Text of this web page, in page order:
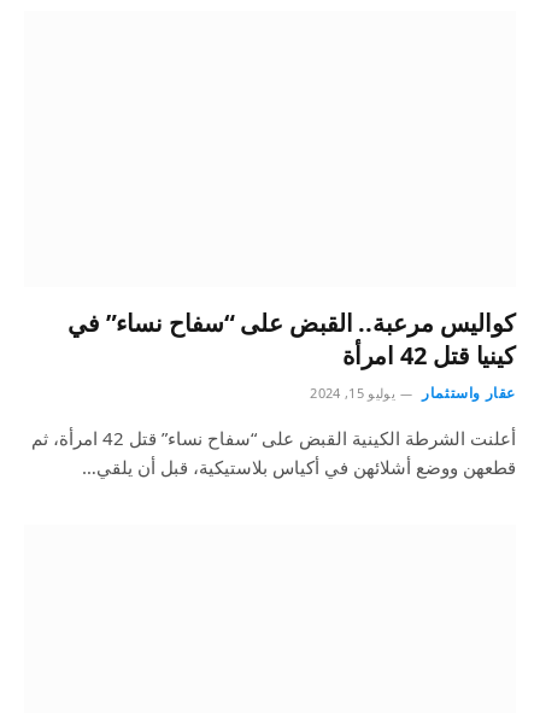
كواليس مرعبة.. القبض على “سفاح نساء” في
كينيا قتل 42 امرأة
عقار واستثمار يوليو 15, 2024
أعلنت الشرطة الكينية القبض على “سفاح نساء” قتل 42 امرأة، ثم
قطعهن ووضع أشلائهن في أكياس بلاستيكية، قبل أن يلقي…